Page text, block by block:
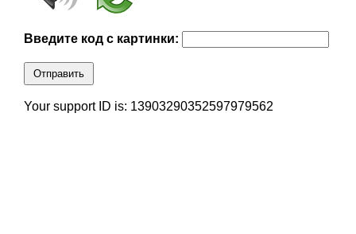
Введите код с картинки:
Отправить
Your support ID is: 13903290352597979562